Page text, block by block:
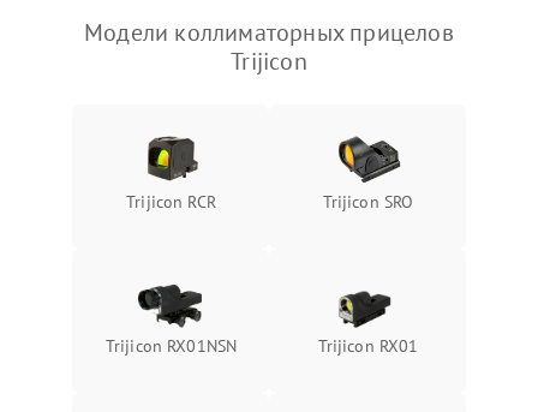
Поломка системы защиты
от перенапряжения
Подробнее →
Модели коллиматорных прицелов
Trijicon
Trijicon RCR Trijicon SRO
Trijicon RX01NSN Trijicon RX01